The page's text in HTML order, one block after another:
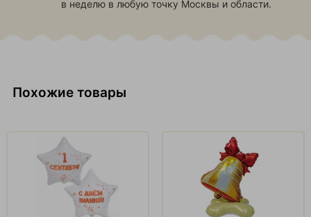
в неделю в любую точку Москвы и области.
Похожие товары